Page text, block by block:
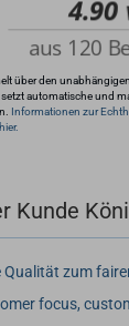
über den
setzt automatische und
Informationen zur
Kunde
Qualität zum
focus,